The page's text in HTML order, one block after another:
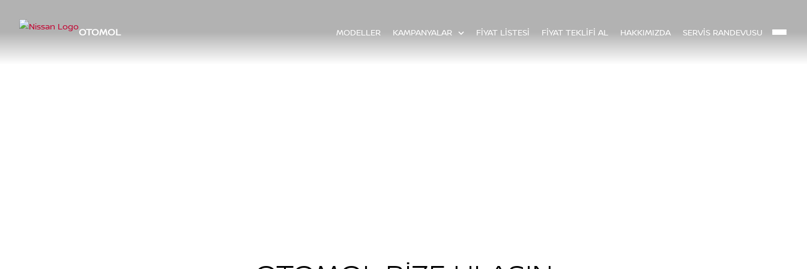
OTOMOL MODELLER KAMPANYALAR FİYAT LİSTESİ FİYAT TEKLİFİ AL HAKKIMIZDA SERVİS RANDEVUSU